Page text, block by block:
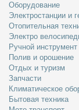
Оборудование
Электростанции и
Отопительная
Электро
Ручной инструмент
Полив и орошение
Отдых и туризм
Запчасти
Климатическое
Бытовая техника